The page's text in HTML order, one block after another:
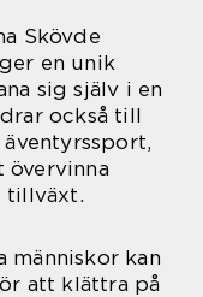
Skövde
en unik
sig själv i en
också till
tillväxt.
människor kan
att klättra på